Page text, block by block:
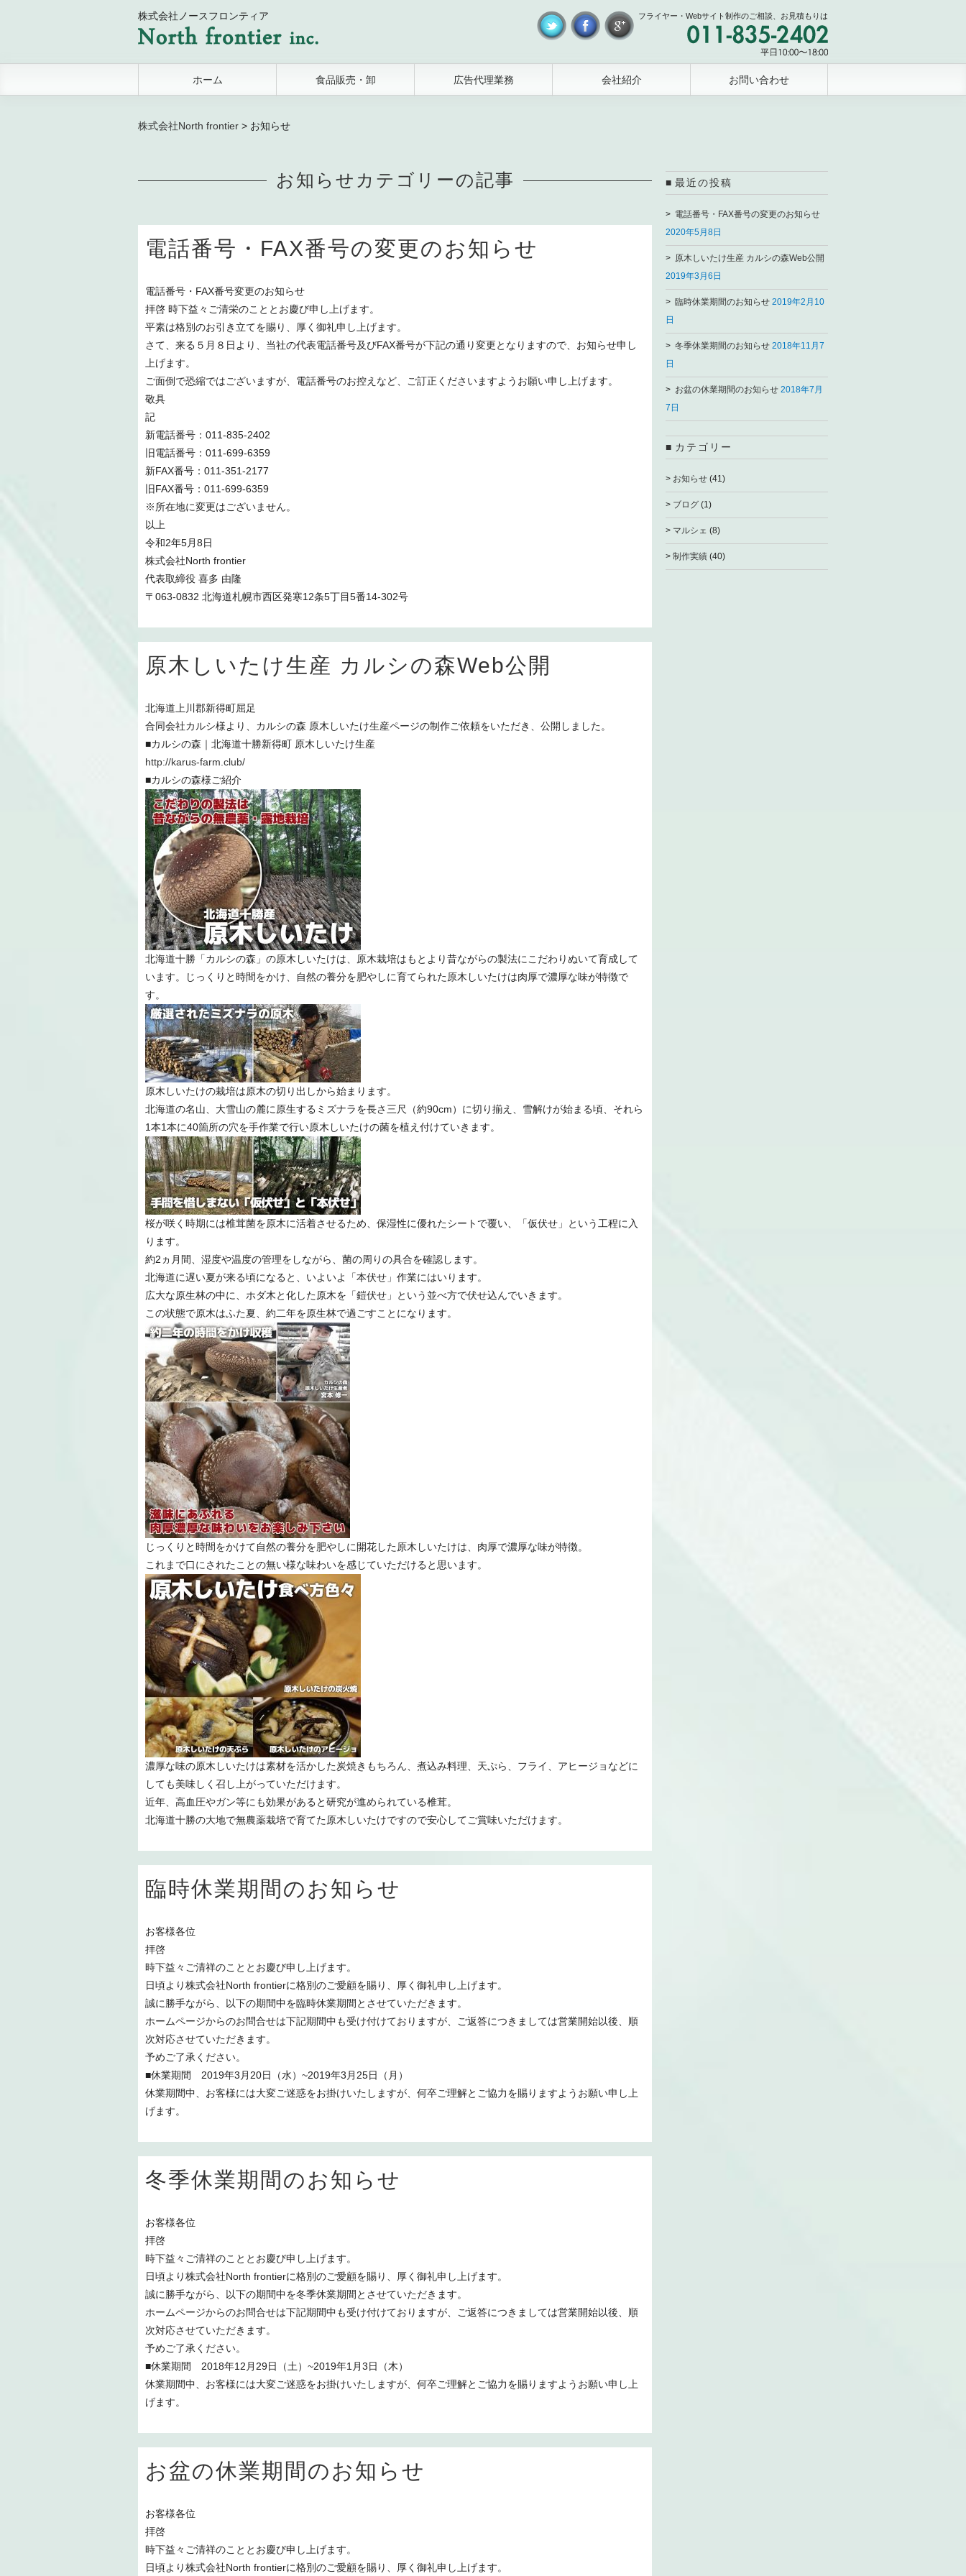
株式会社ノースフロンティア フライヤー・Webサイト制作のご相談、お見積もりは
ホーム 食品販売・卸 広告代理業務 会社紹介 お問い合わせ
株式会社North frontier > お知らせ
お知らせカテゴリーの記事
電話番号・FAX番号の変更のお知らせ
電話番号・FAX番号変更のお知らせ
拝啓 時下益々ご清栄のこととお慶び申し上げます。
平素は格別のお引き立てを賜り、厚く御礼申し上げます。
さて、来る５月８日より、当社の代表電話番号及びFAX番号が下記の通り変更となりますので、お知らせ申し
上げます。
ご面倒で恐縮ではございますが、電話番号のお控えなど、ご訂正くださいますようお願い申し上げます。
敬具
記
新電話番号：011-835-2402
旧電話番号：011-699-6359
新FAX番号：011-351-2177
旧FAX番号：011-699-6359
※所在地に変更はございません。
以上
令和2年5月8日
株式会社North frontier
代表取締役 喜多 由隆
〒063-0832 北海道札幌市西区発寒12条5丁目5番14-302号
原木しいたけ生産 カルシの森Web公開
北海道上川郡新得町屈足
合同会社カルシ様より、カルシの森 原木しいたけ生産ページの制作ご依頼をいただき、公開しました。
■カルシの森｜北海道十勝新得町 原木しいたけ生産
http://karus-farm.club/
■カルシの森様ご紹介
北海道十勝「カルシの森」の原木しいたけは、原木栽培はもとより昔ながらの製法にこだわりぬいて育成して
います。じっくりと時間をかけ、自然の養分を肥やしに育てられた原木しいたけは肉厚で濃厚な味が特徴で
す。
原木しいたけの栽培は原木の切り出しから始まります。
北海道の名山、大雪山の麓に原生するミズナラを長さ三尺（約90cm）に切り揃え、雪解けが始まる頃、それら
1本1本に40箇所の穴を手作業で行い原木しいたけの菌を植え付けていきます。
桜が咲く時期には椎茸菌を原木に活着させるため、保湿性に優れたシートで覆い、「仮伏せ」という工程に入
ります。
約2ヵ月間、湿度や温度の管理をしながら、菌の周りの具合を確認します。
北海道に遅い夏が来る頃になると、いよいよ「本伏せ」作業にはいります。
広大な原生林の中に、ホダ木と化した原木を「鎧伏せ」という並べ方で伏せ込んでいきます。
この状態で原木はふた夏、約二年を原生林で過ごすことになります。
じっくりと時間をかけて自然の養分を肥やしに開花した原木しいたけは、肉厚で濃厚な味が特徴。
これまで口にされたことの無い様な味わいを感じていただけると思います。
濃厚な味の原木しいたけは素材を活かした炭焼きもちろん、煮込み料理、天ぷら、フライ、アヒージョなどに
しても美味しく召し上がっていただけます。
近年、高血圧やガン等にも効果があると研究が進められている椎茸。
北海道十勝の大地で無農薬栽培で育てた原木しいたけですので安心してご賞味いただけます。
臨時休業期間のお知らせ
お客様各位
拝啓
時下益々ご清祥のこととお慶び申し上げます。
日頃より株式会社North frontierに格別のご愛顧を賜り、厚く御礼申し上げます。
誠に勝手ながら、以下の期間中を臨時休業期間とさせていただきます。
ホームページからのお問合せは下記期間中も受け付けておりますが、ご返答につきましては営業開始以後、順
次対応させていただきます。
予めご了承ください。
■休業期間 2019年3月20日（水）~2019年3月25日（月）
休業期間中、お客様には大変ご迷惑をお掛けいたしますが、何卒ご理解とご協力を賜りますようお願い申し上
げます。
冬季休業期間のお知らせ
お客様各位
拝啓
時下益々ご清祥のこととお慶び申し上げます。
日頃より株式会社North frontierに格別のご愛顧を賜り、厚く御礼申し上げます。
誠に勝手ながら、以下の期間中を冬季休業期間とさせていただきます。
ホームページからのお問合せは下記期間中も受け付けておりますが、ご返答につきましては営業開始以後、順
次対応させていただきます。
予めご了承ください。
■休業期間 2018年12月29日（土）~2019年1月3日（木）
休業期間中、お客様には大変ご迷惑をお掛けいたしますが、何卒ご理解とご協力を賜りますようお願い申し上
げます。
お盆の休業期間のお知らせ
お客様各位
拝啓
時下益々ご清祥のこととお慶び申し上げます。
日頃より株式会社North frontierに格別のご愛顧を賜り、厚く御礼申し上げます。
最近の投稿
電話番号・FAX番号の変更のお知らせ
2020年5月8日
原木しいたけ生産 カルシの森Web公開
2019年3月6日
臨時休業期間のお知らせ 2019年2月10
日
冬季休業期間のお知らせ 2018年11月7
日
お盆の休業期間のお知らせ 2018年7月
7日
カテゴリー
お知らせ (41)
ブログ (1)
マルシェ (8)
制作実績 (40)